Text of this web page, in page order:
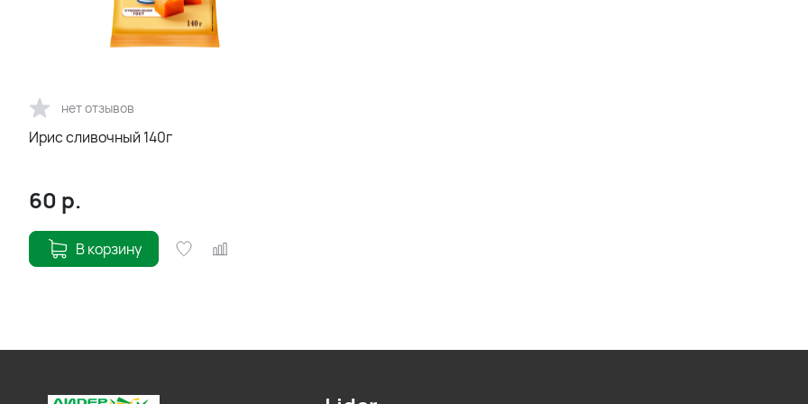
нет отзывов
Ирис сливочный 140г
60 р.
В корзину